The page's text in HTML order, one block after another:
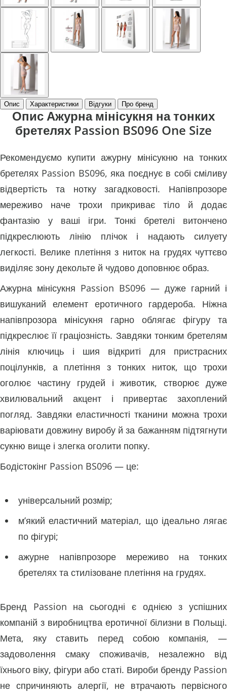
Опис Характеристики Відгуки Про бренд
Опис Ажурна мінісукня на тонких
бретелях Passion BS096 One Size
Рекомендуємо купити ажурну мінісукню на тонких
бретелях Passion BS096, яка поєднує в собі сміливу
відвертість та нотку загадковості. Напівпрозоре
мереживо наче трохи прикриває тіло й додає
фантазію у ваші ігри. Тонкі бретелі витончено
підкреслюють лінію плічок і надають силуету
легкості. Велике плетіння з ниток на грудях чуттєво
виділяє зону декольте й чудово доповнює образ.
Ажурна мінісукня Passion BS096 — дуже гарний і
вишуканий елемент еротичного гардероба. Ніжна
напівпрозора мінісукня гарно облягає фігуру та
підкреслює її граціозність. Завдяки тонким бретелям
лінія ключиць і шия відкриті для пристрасних
поцілунків, а плетіння з тонких ниток, що трохи
оголює частину грудей і животик, створює дуже
хвилювальний акцент і привертає захоплений
погляд. Завдяки еластичності тканини можна трохи
варіювати довжину виробу й за бажанням підтягнути
сукню вище і злегка оголити попку.
Бодістокінг Passion BS096 — це:
універсальний розмір;
м’який еластичний матеріал, що ідеально лягає
по фігурі;
ажурне напівпрозоре мереживо на тонких
бретелях та стилізоване плетіння на грудях.
Бренд Passion на сьогодні є однією з успішних
компаній з виробництва еротичної білизни в Польщі.
Мета, яку ставить перед собою компанія, —
задоволення смаку споживачів, незалежно від
їхнього віку, фігури або статі. Вироби бренду Passion
не спричиняють алергії, не втрачають первісного